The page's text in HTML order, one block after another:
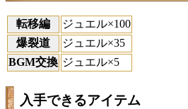
転移編
ジュエル×100
爆裂道
ジュエル×35
BGM交換 ジュエル×5
入手できるアイテム